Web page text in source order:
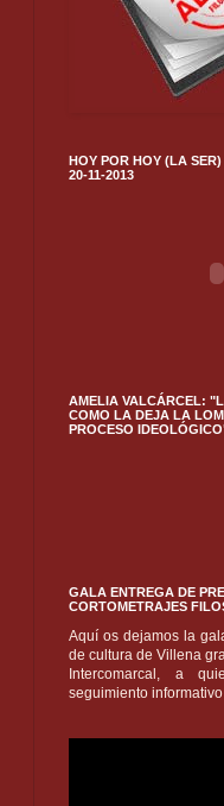
HOY POR HOY (LA
20-11-2013
AMELIA VALCÁRCEL:
COMO LA DEJA LA
PROCESO
GALA ENTREGA DE
CORTOMETRAJES
Aquí os dejamos la
de cultura de Villena
Intercomarcal, a
seguimiento